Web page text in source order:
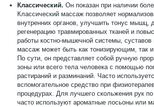
Классический. Он показан при наличии
Классический массаж позволяет
внутренних органов, улучшить тонус мышц,
регенерацию травмированных тканей и
работы костно-мышечной системы, суставов
массаж может быть как тонизирующим, так
По сути, он представляет собой ручную
зоны или всего тела человека с помощью
растираний и разминаний. Часто
вспомогательное средство при
процедурах. Для лучшего скольжения рук
часто используют ароматные лосьоны или